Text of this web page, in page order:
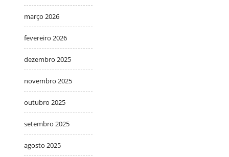
março 2026
fevereiro 2026
dezembro 2025
novembro 2025
outubro 2025
setembro 2025
agosto 2025